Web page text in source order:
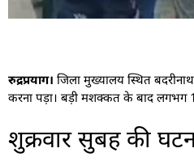
रुद्रप्रयाग। जिला मुख्यालय स्थित
करना पड़ा। बड़ी मशक्कत के बाद लगभग
शुक्रवार सुबह की